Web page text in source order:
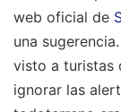
web oficial de
una
visto a turistas
ignorar las